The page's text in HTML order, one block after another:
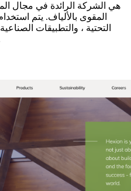
التحتية ، والتطبيقات